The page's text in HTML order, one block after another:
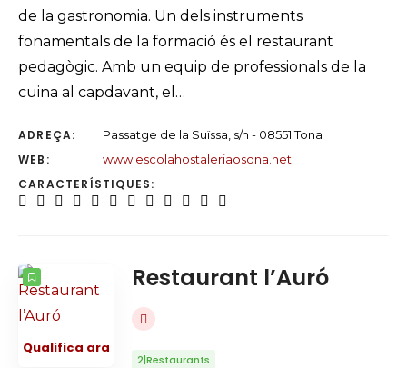
de la gastronomia. Un dels instruments
fonamentals de la formació és el restaurant
pedagògic. Amb un equip de professionals de la
cuina al capdavant, el…
ADREÇA: Passatge de la Suïssa, s/n - 08551 Tona
WEB: www.escolahostaleriaosona.net
CARACTERÍSTIQUES:
Qualifica ara
Restaurant l’Auró
2|Restaurants